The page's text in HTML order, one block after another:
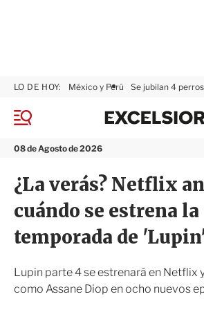
M
n
08 de Agosto de 2026
LO DE HOY: México y Perú Se jubilan 4
¿La verás? Netflix
cuándo se estrena
temporada de
Lupin parte 4 se estrenará en Netflix
como Assane Diop en ocho nuevos